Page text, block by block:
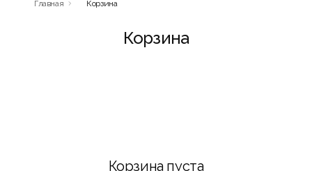
Главная Корзина
Корзина
Корзина пуста